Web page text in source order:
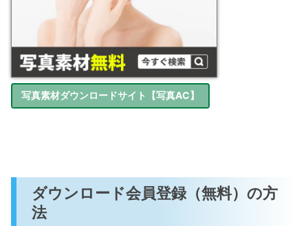
写真素材ダウンロードサイト【写真AC】
ダウンロード会員登録（無料）の方
法